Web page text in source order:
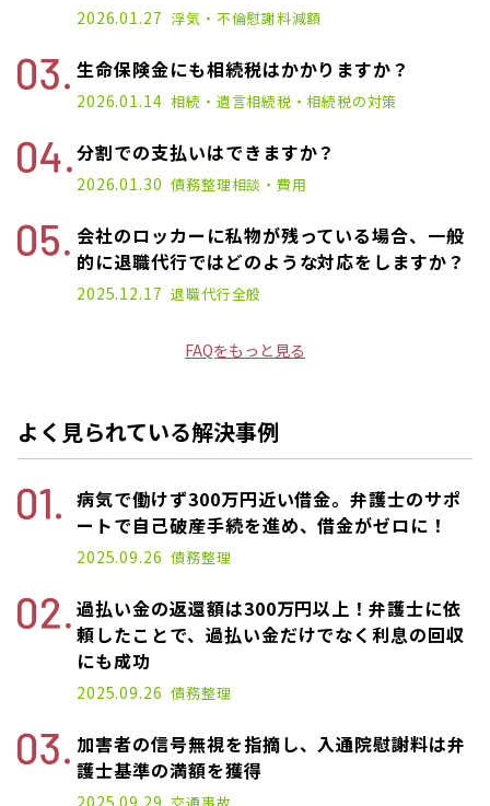
2026.01.27 浮気・不倫慰謝料減額
生命保険金にも相続税はかかりますか？
2026.01.14 相続・遺言相続税・相続税の対策
分割での支払いはできますか？
2026.01.30 債務整理相談・費用
会社のロッカーに私物が残っている場合、一般
的に退職代行ではどのような対応をしますか？
2025.12.17 退職代行全般
FAQをもっと見る
よく見られている解決事例
病気で働けず300万円近い借金。弁護士のサポ
ートで自己破産手続を進め、借金がゼロに！
2025.09.26 債務整理
過払い金の返還額は300万円以上！弁護士に依
頼したことで、過払い金だけでなく利息の回収
にも成功
2025.09.26 債務整理
加害者の信号無視を指摘し、入通院慰謝料は弁
護士基準の満額を獲得
2025.09.29